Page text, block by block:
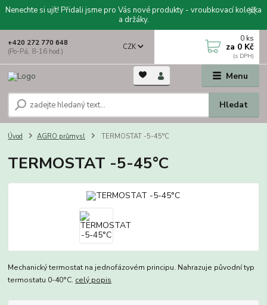
Nenechte si ujít! Přidali jsme pro Vás nové produkty - vroubkovací kolečka
a držáky.
Menu
CZK
Hledat
+420 272 770 648
(Po-Pá, 8-16 hod.)
0 ks
za 0 Kč
Úvod AGRO průmysl TERMOSTAT -5-45°C
TERMOSTAT -5-45°C
Mechanický termostat na jednofázovém principu. Nahrazuje původní typ
termostatu 0-40°C. celý popis